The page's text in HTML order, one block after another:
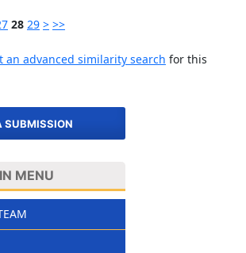
28 29 > >>
an advanced similarity search for this
SUBMISSION
MENU